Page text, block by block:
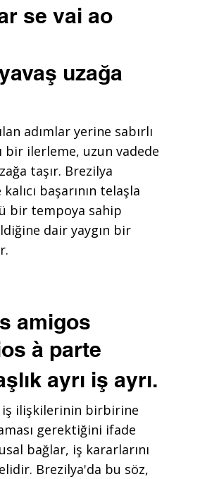
se vai ao
uzağa
adımlar yerine sabırlı
bir ilerleme, uzun vadede
taşır. Brezilya
başarının telaşla
bir tempoya sahip
dair yaygın bir
amigos
à parte
ayrı iş ayrı.
iş ilişkilerinin birbirine
gerektiğini ifade
bağlar, iş kararlarını
Brezilya'da bu söz,